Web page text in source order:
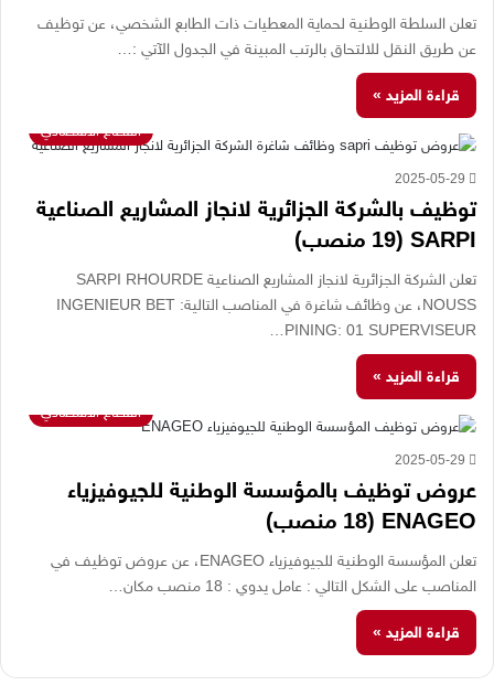
تعلن السلطة الوطنية لحماية المعطيات ذات الطابع الشخصي، عن توظيف
عن طريق النقل للالتحاق بالرتب المبينة في الجدول الآتي :…
قراءة المزيد »
القطاع الاقتصادي
2025-05-29
توظيف بالشركة الجزائرية لانجاز المشاريع الصناعية
SARPI (19 منصب)
تعلن الشركة الجزائرية لانجاز المشاريع الصناعية SARPI RHOURDE
NOUSS، عن وظائف شاغرة في المناصب التالية: INGENIEUR BET
PINING: 01 SUPERVISEUR…
قراءة المزيد »
القطاع الاقتصادي
2025-05-29
عروض توظيف بالمؤسسة الوطنية للجيوفيزياء
ENAGEO (18 منصب)
تعلن المؤسسة الوطنية للجيوفيزياء ENAGEO، عن عروض توظيف في
المناصب على الشكل التالي : عامل يدوي : 18 منصب مكان…
قراءة المزيد »